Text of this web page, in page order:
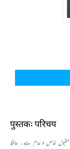
पुस्तक: परिचय
خاص و عام ہے۔ حافظ